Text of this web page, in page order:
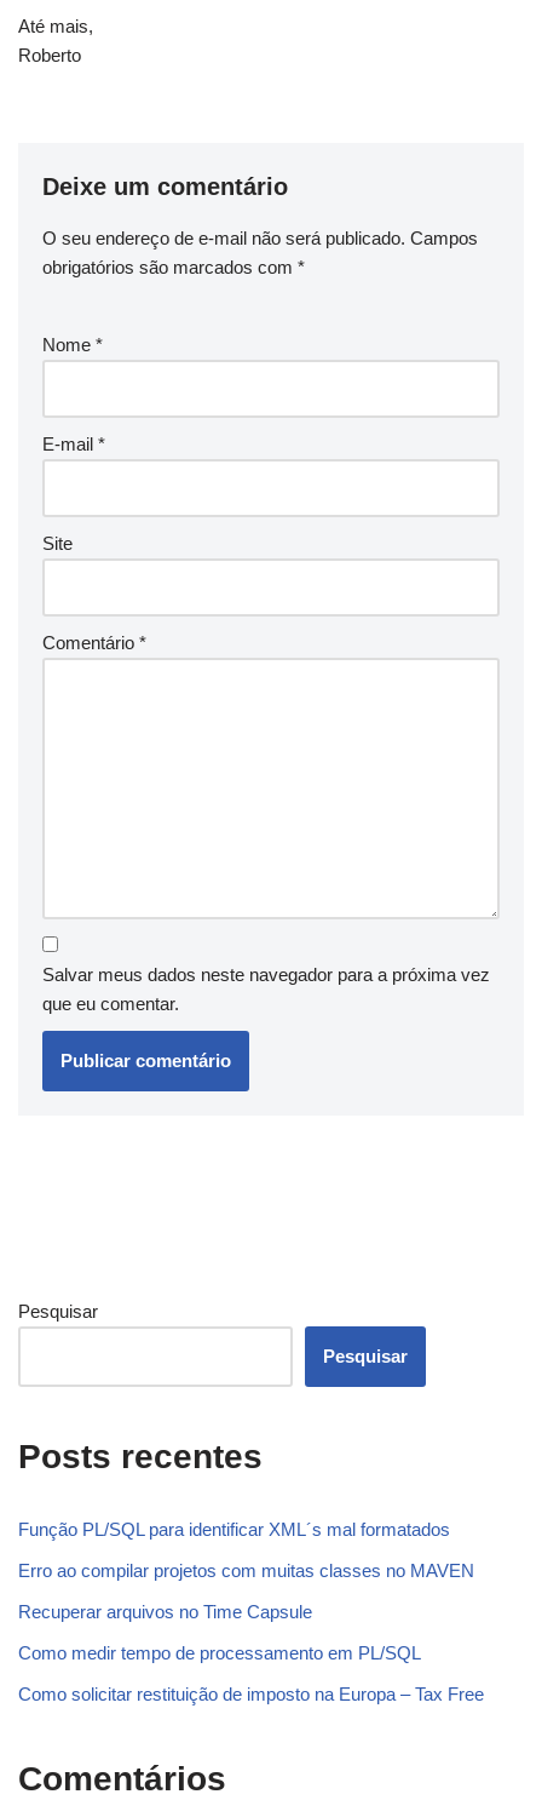
Até mais,
Roberto
Deixe um comentário
O seu endereço de e-mail não será publicado. Campos
obrigatórios são marcados com *
Nome *
E-mail *
Site
Comentário *
Salvar meus dados neste navegador para a próxima vez
que eu comentar.
Pesquisar
Pesquisar
Posts recentes
Função PL/SQL para identificar XML´s mal formatados
Erro ao compilar projetos com muitas classes no MAVEN
Recuperar arquivos no Time Capsule
Como medir tempo de processamento em PL/SQL
Como solicitar restituição de imposto na Europa – Tax Free
Comentários